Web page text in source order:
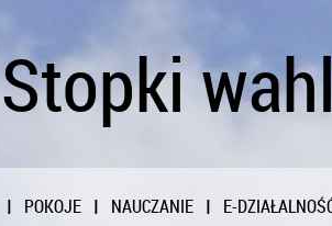
Stopki
POKOJE NAUCZANIE E-